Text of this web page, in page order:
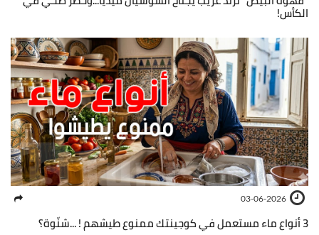
الكأس!
03-06-2026
3 أنواع ماء مستعمل في كوجينتك ممنوع طيشهم ! ...شنّوة؟